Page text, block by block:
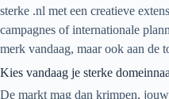
sterke .nl met een creatieve
campagnes of internationale
merk vandaag, maar ook aan de
Kies vandaag je sterke
De markt mag dan krimpen,